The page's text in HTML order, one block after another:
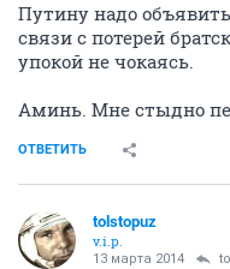
Путину надо
связи с потерей
упокой не чокаясь.
Аминь. Мне стыдно
ОТВЕТИТЬ
tolstopuz
v.i.p.
13 марта 2014